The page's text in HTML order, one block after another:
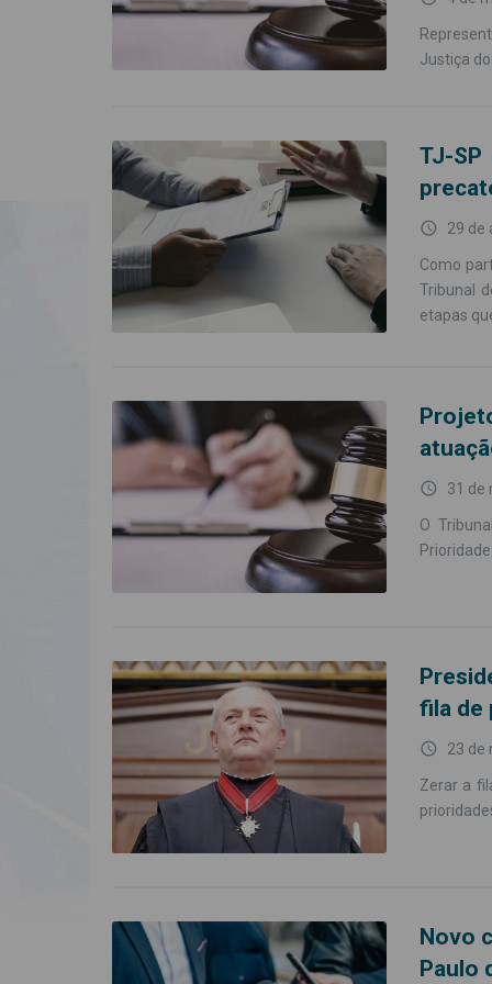
Justiça
TJ-
access_time 29 de
Como
Tribunal
etapas
access_time 31 de
O
fila de
access_time 23 de
Zerar a
Novo
Paulo